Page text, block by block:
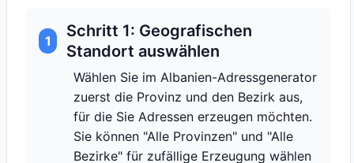
1
Schritt 1: Geografischen
Standort auswählen
Wählen Sie im Albanien-Adressgenerator
zuerst die Provinz und den Bezirk aus,
für die Sie Adressen erzeugen möchten.
Sie können "Alle Provinzen" und "Alle
Bezirke" für zufällige Erzeugung wählen